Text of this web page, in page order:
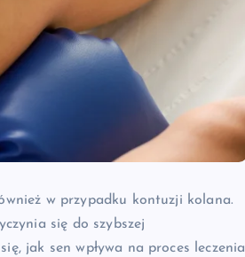
w przypadku kontuzji kolana.
się do szybszej
jak sen wpływa na proces leczenia